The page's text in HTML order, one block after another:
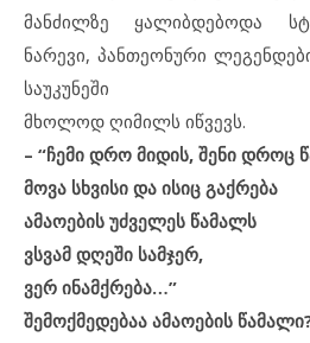
მანძილზე ყალიბდებოდა
ნარევი, პანთეონური
საუკუნეში
მხოლოდ ღიმილს იწვევს.
– “ჩემი დრო მიდის, შენი დროც
მოვა სხვისი და ისიც გაქრება
ამაოების უძველეს წამალს
ვსვამ დღეში სამჯერ,
ვერ ინამქრება…”
შემოქმედებაა ამაოების